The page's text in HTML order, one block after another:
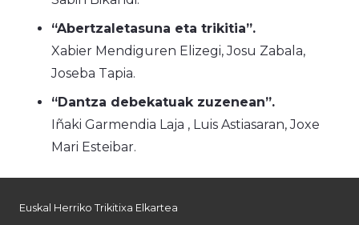
“Abertzaletasuna eta trikitia”.
Xabier Mendiguren Elizegi, Josu Zabala,
Joseba Tapia.
“Dantza debekatuak zuzenean”.
Iñaki Garmendia Laja , Luis Astiasaran, Joxe
Mari Esteibar.
Euskal Herriko Trikitixa Elkartea